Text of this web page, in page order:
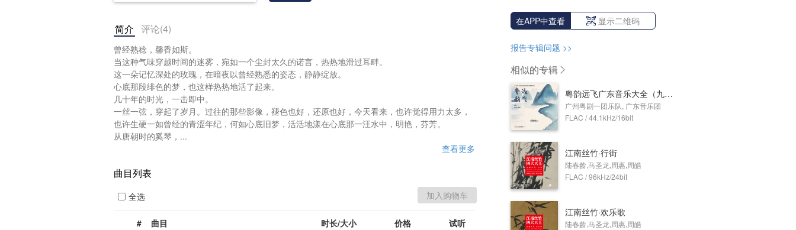
简介 评论(4)
曾经熟稔，馨香如斯。
当这种气味穿越时间的迷雾，宛如一个尘封太久的诺言，热热地滑过耳畔。
这一朵记忆深处的玫瑰，在暗夜以曾经熟悉的姿态，静静绽放。
心底那段绯色的梦，也这样热热地活了起来。
几十年的时光，一击即中。
一丝一弦，穿起了岁月。过往的那些影像，褪色也好，还原也好，今天看来，也许觉得用力太多，
也许生硬一如曾经的青涩年纪，何如心底旧梦，活活地漾在心底那一汪水中，明艳，芬芳。
从唐朝时的奚琴，...
查看更多
曲目列表
全选
# 曲目 时长/大小 价格 试听
在APP中查看 显示二维码
报告专辑问题 >>
相似的专辑
粤韵远飞广东音乐大全（九）——妆台秋思
广州粤剧一团乐队, 广东音乐团
FLAC / 44.1kHz/16bit
江南丝竹·行街
陆春龄,马圣龙,周惠,周皓
FLAC / 96kHz/24bit
江南丝竹·欢乐歌
陆春龄,马圣龙,周惠,周皓